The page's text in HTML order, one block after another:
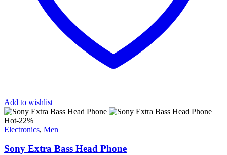
Add to wishlist
Hot-22%
Electronics, Men
Sony Extra Bass Head Phone